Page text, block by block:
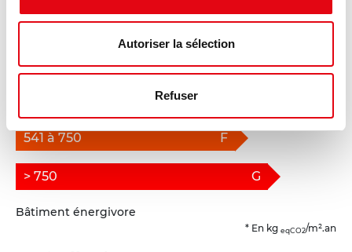
Autoriser la sélection
Refuser
111 à 210 C
E
541 à 750 F
> 750 G
Bâtiment énergivore
* En kg eqCO2/m².an